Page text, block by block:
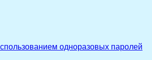
одноразовых паролей